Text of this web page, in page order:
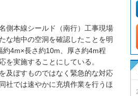
側本線シールド（南行）工事現場
な地中の空洞を確認したことを明
4m×長さ約10m、厚さ約4m程
実施することにしている。
及ぼすものではなく緊急的な対応
社では速やかに充填作業を行うほ